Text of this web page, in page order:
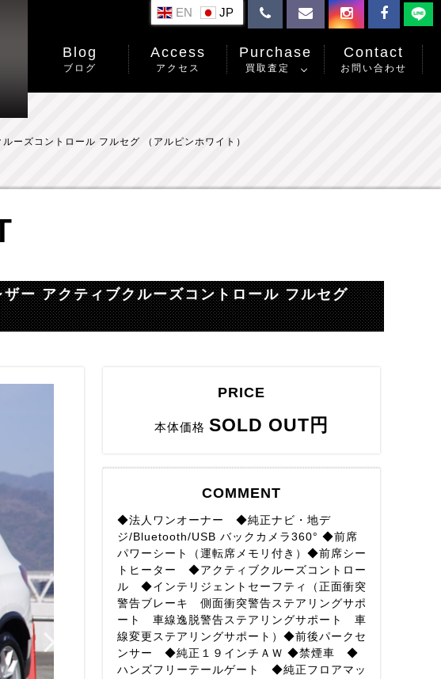
Blog
ブログ
Access
アクセス
Purchase
買取査定
Contact
お問い合わせ
EN
ズコントロール フルセグ （アルピンホワイト）
ー アクティブクルーズコントロール フルセグ
PRICE
本体価格 SOLD OUT円
COMMENT
◆法人ワンオーナー ◆純正ナビ・地デ
ジ/Bluetooth/USB バックカメラ360° ◆前席
パワーシート（運転席メモリ付き）◆前席シー
トヒーター ◆アクティブクルーズコントロー
ル ◆インテリジェントセーフティ（正面衝突
警告ブレーキ 側面衝突警告ステアリングサポ
ート 車線逸脱警告ステアリングサポート 車
線変更ステアリングサポート）◆前後パークセ
ンサー ◆純正１９インチＡＷ ◆禁煙車 ◆
ハンズフリーテールゲート ◆純正フロアマッ